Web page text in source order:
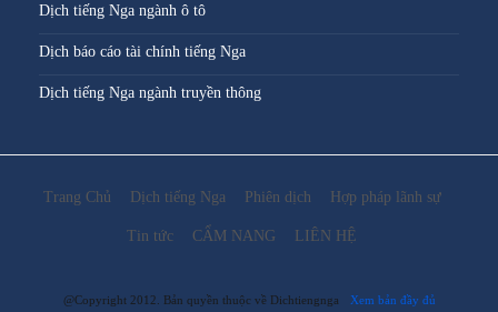
Dịch tiếng Nga ngành ô tô
Dịch báo cáo tài chính tiếng Nga
Dịch tiếng Nga ngành truyền thông
Trang Chủ Dịch tiếng Nga Phiên dịch Hợp pháp lãnh sự
Tin tức CẨM NANG LIÊN HỆ
@Copyright 2012. Bản quyền thuộc về Dichtiengnga Xem bản đầy đủ